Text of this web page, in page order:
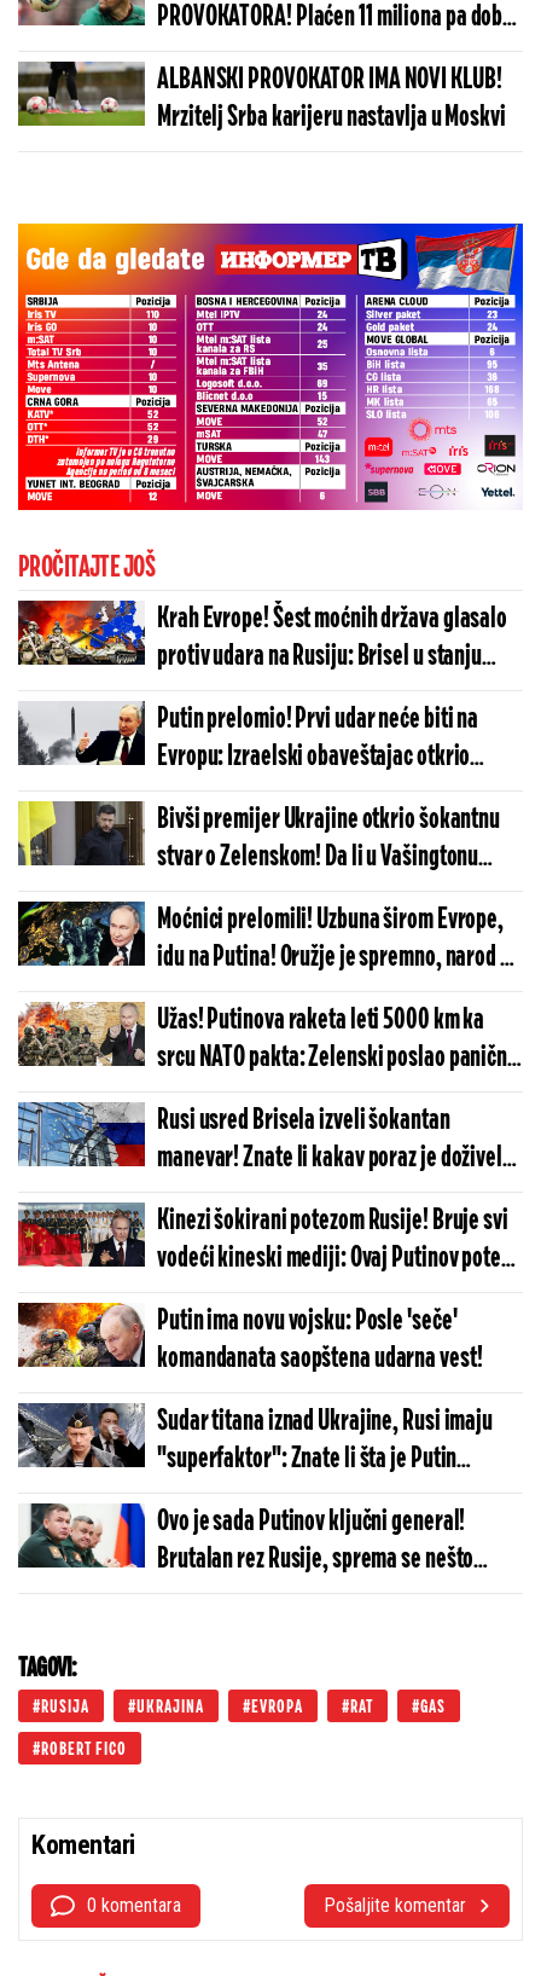
PROVOKATORA! Plaćen 11 miliona pa dobio
brutalnu poruku
ALBANSKI PROVOKATOR IMA NOVI KLUB!
Mrzitelj Srba karijeru nastavlja u Moskvi
PROČITAJTE JOŠ
Krah Evrope! Šest moćnih država glasalo
protiv udara na Rusiju: Brisel u stanju
šoka, Evropska unija više nikada neće biti
ista
Putin prelomio! Prvi udar neće biti na
Evropu: Izraelski obaveštajac otkrio
neočekivanu metu po kojoj će Rusija
raspaliti
Bivši premijer Ukrajine otkrio šokantnu
stvar o Zelenskom! Da li u Vašingtonu
znaju za ovo - zapadni mediji neće preneti,
mnogo je loše...
Moćnici prelomili! Uzbuna širom Evrope,
idu na Putina! Oružje je spremno, narod u
panici: Završiće se katastrofalno...
Užas! Putinova raketa leti 5000 km ka
srcu NATO pakta: Zelenski poslao paničnu
poruku svim zapadnjacima
Rusi usred Brisela izveli šokantan
manevar! Znate li kakav poraz je doživela
Evropska unija - od ovoga se neće
oporaviti vekovima
Kinezi šokirani potezom Rusije! Bruje svi
vodeći kineski mediji: Ovaj Putinov potez
može značiti samo jedno
Putin ima novu vojsku: Posle 'seče'
komandanata saopštena udarna vest!
Sudar titana iznad Ukrajine, Rusi imaju
"superfaktor": Znate li šta je Putin
napravio?
Ovo je sada Putinov ključni general!
Brutalan rez Rusije, sprema se nešto
krupno u Ukrajini?
TAGOVI:
RUSIJA UKRAJINA EVROPA RAT GAS
ROBERT FICO
Komentari
0 komentara Pošaljite komentar